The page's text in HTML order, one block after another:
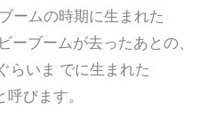
ムの時期に生まれた
ブームが去ったあとの、
いま でに生まれた
びます。